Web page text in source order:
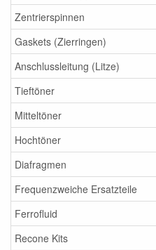
Zentrierspinnen
Gaskets (Zierringen)
Anschlussleitung (Litze)
Tieftöner
Mitteltöner
Hochtöner
Diafragmen
Frequenzweiche Ersatzteile
Ferrofluid
Recone Kits